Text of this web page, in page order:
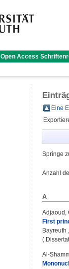
Open Access
Eine
Springe
Anzahl
A
Adjaoud,
First
Bayreuth
(
Al-